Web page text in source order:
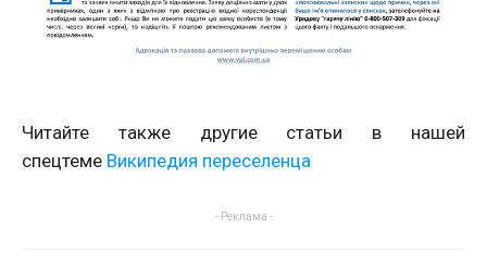
Читайте также другие статьи в нашей
спецтеме Википедия переселенца
- Реклама -